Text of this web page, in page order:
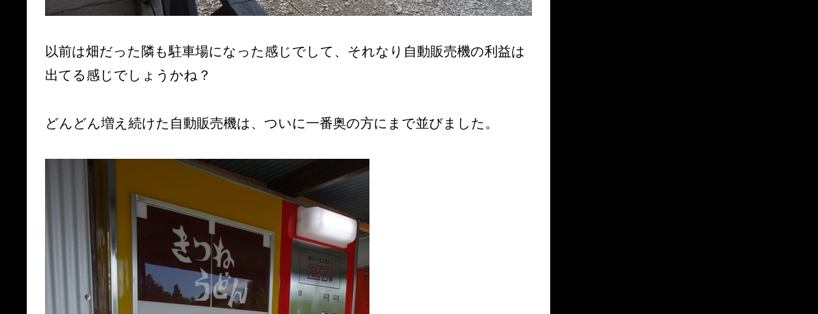
以前は畑だった隣も駐車場になった感じでして、それなり自動販売機の利益は
出てる感じでしょうかね？
どんどん増え続けた自動販売機は、ついに一番奥の方にまで並びました。